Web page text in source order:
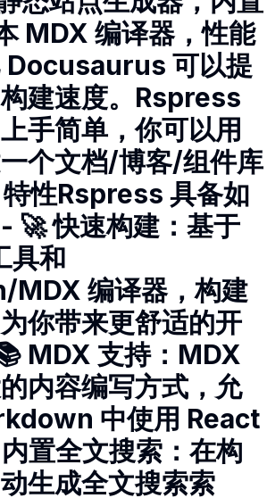
MDX 编译器，性能
Docusaurus 可以提
建速度。Rspress
手简单，你可以用
个文档/博客/组件库
性Rspress 具备如
🚀 快速构建：基于
具和
编译器，构建
你带来更舒适的开
MDX 支持：MDX
内容编写方式，允
中使用 React
置全文搜索：在构
生成全文搜索索